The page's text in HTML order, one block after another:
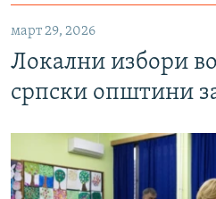
март 29, 2026
Локални избори
српски општини